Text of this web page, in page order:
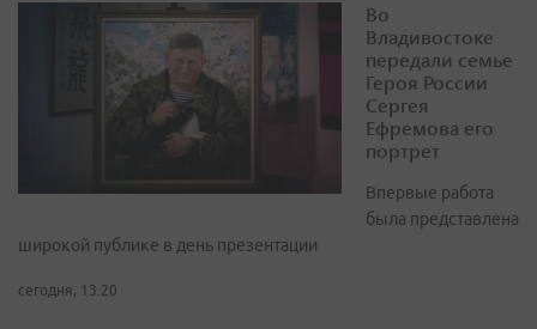
Во
Владивостоке
передали семье
Героя России
Сергея
Ефремова его
портрет
Впервые работа
была представлена
широкой публике в день презентации
сегодня, 13:20